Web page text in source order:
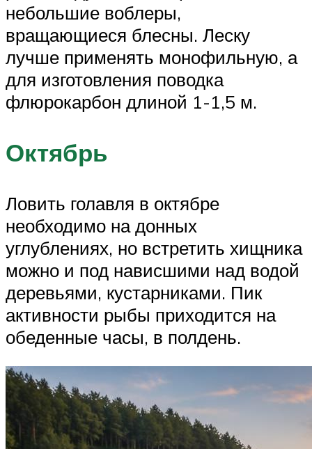
небольшие воблеры,
вращающиеся блесны. Леску
лучше применять монофильную, а
для изготовления поводка
флюрокарбон длиной 1-1,5 м.
Октябрь
Ловить голавля в октябре
необходимо на донных
углублениях, но встретить хищника
можно и под нависшими над водой
деревьями, кустарниками. Пик
активности рыбы приходится на
обеденные часы, в полдень.